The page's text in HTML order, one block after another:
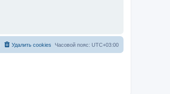
Часовой пояс: UTC+03:00
Удалить cookies